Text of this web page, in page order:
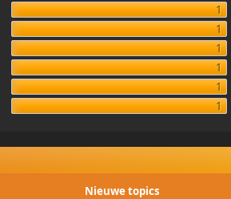
1
1
1
1
1
1
Nieuwe topics